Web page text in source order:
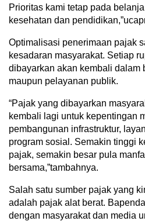
Prioritas kami tetap pada
kesehatan dan
Optimalisasi penerimaan pajak
kesadaran masyarakat. Setiap
dibayarkan akan kembali dalam
maupun pelayanan publik.
“Pajak yang dibayarkan
kembali lagi untuk kepentingan
pembangunan infrastruktur,
program sosial. Semakin tinggi
pajak, semakin besar pula
bersama,”tambahnya.
Salah satu sumber pajak yang
adalah pajak alat berat.
dengan masyarakat dan media